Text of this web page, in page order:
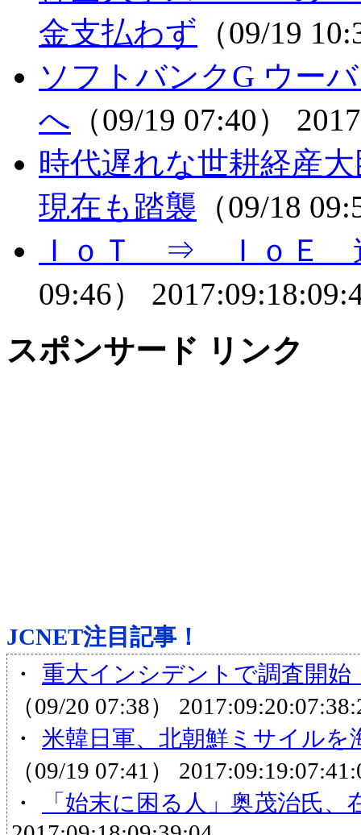
金支払わず （09/19
ソフトバンクG ウー
へ （09/19 07:40）
時代遅れな世耕経
現在も踏襲 （09/18
ＩｏＴ ⇒ ＩｏＥ
09:46）
スポンサード リンク
JCNET注目記事！
・ 重大インシデントで調査開
（09/20 07:38）
・ 米韓日軍、北朝鮮ミサイル
（09/19 07:41）
・
「始末に困る人」奥茂治氏